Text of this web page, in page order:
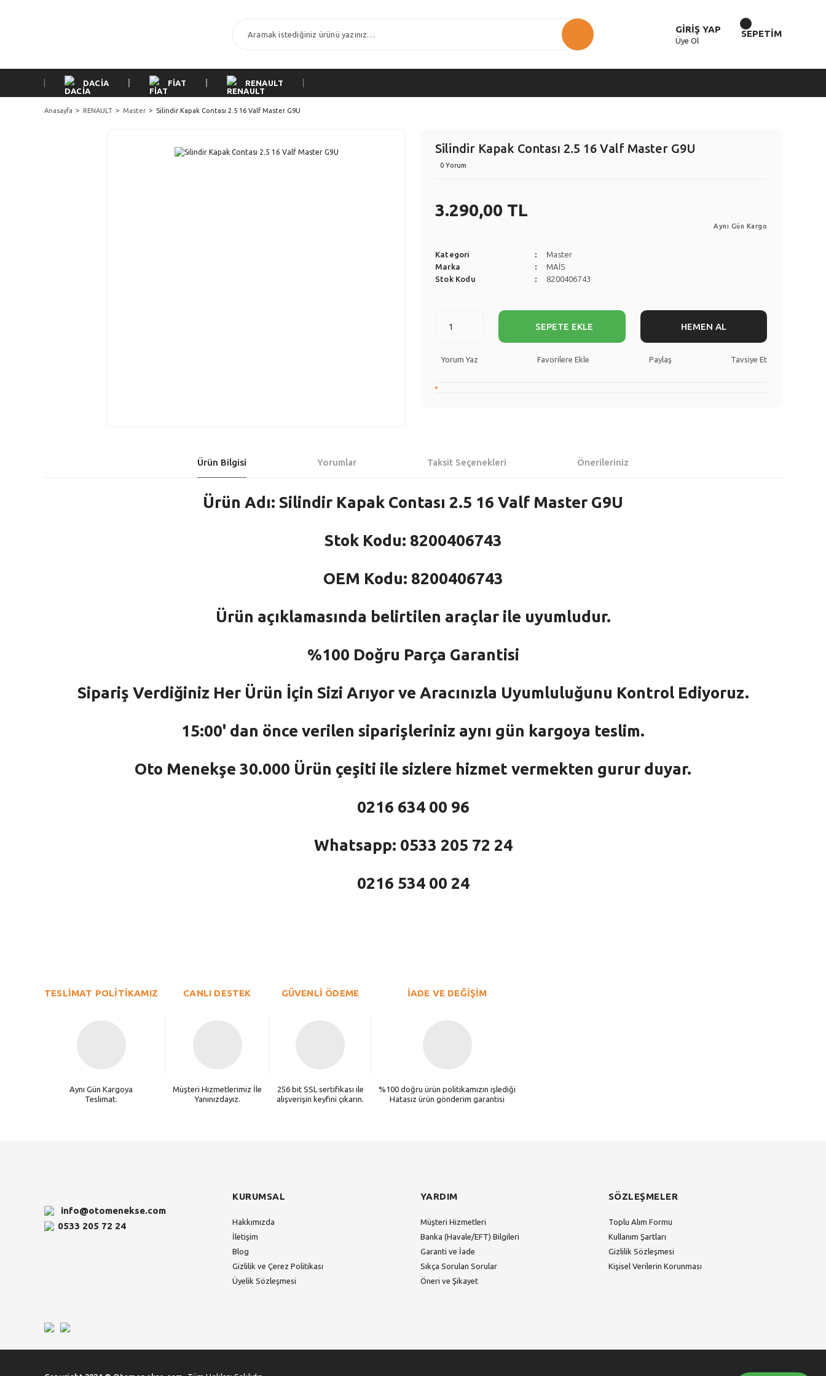
GİRİŞ YAP
Üye Ol
SEPETİM
DACİA FİAT RENAULT
Anasayfa RENAULT Master Silindir Kapak Contası 2.5 16 Valf Master G9U
Silindir Kapak Contası 2.5 16 Valf Master G9U
0 Yorum
3.290,00 TL
Aynı Gün Kargo
Kategori
Master
Marka
MAİS
Stok Kodu
8200406743
SEPETE EKLE HEMEN AL
Yorum Yaz Paylaş Tavsiye Et
Ürün Bilgisi Yorumlar Taksit Seçenekleri Önerileriniz
Ürün Adı: Silindir Kapak Contası 2.5 16 Valf Master G9U
Stok Kodu: 8200406743
OEM Kodu: 8200406743
Ürün açıklamasında belirtilen araçlar ile uyumludur.
%100 Doğru Parça Garantisi
Sipariş Verdiğiniz Her Ürün İçin Sizi Arıyor ve Aracınızla Uyumluluğunu Kontrol Ediyoruz.
15:00' dan önce verilen siparişleriniz aynı gün kargoya teslim.
Oto Menekşe 30.000 Ürün çeşiti ile sizlere hizmet vermekten gurur duyar.
0216 634 00 96
Whatsapp: 0533 205 72 24
0216 534 00 24
Ürün açıklamasında eksik bilgiler bulunuyor.
TESLİMAT POLİTİKAMIZ
Aynı Gün Kargoya
Teslimat.
CANLI DESTEK
Müşteri Hizmetlerimiz İle
Yanınızdayız.
GÜVENLİ ÖDEME
256 bit SSL sertifikası ile
alışverişin keyfini çıkarın.
İADE VE DEĞİŞİM
%100 doğru ürün politikamızın işlediği
Hatasız ürün gönderim garantisi
info@otomenekse.com
0533 205 72 24
KURUMSAL
Hakkımızda
İletişim
Blog
Gizlilik ve Çerez Politikası
Üyelik Sözleşmesi
YARDIM
Müşteri Hizmetleri
Banka (Havale/EFT) Bilgileri
Garanti ve İade
Sıkça Sorulan Sorular
Öneri ve Şikayet
SÖZLEŞMELER
Toplu Alım Formu
Kullanım Şartları
Gizlilik Sözleşmesi
Kişisel Verilerin Korunması